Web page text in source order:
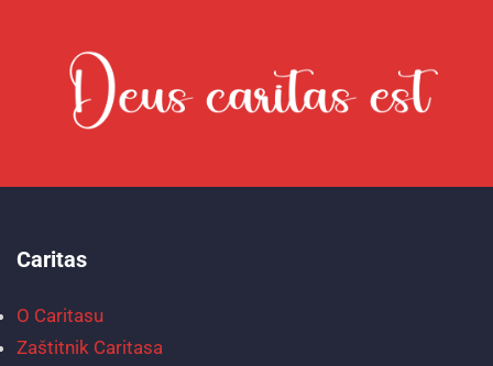
Caritas
O Caritasu
Zaštitnik Caritasa